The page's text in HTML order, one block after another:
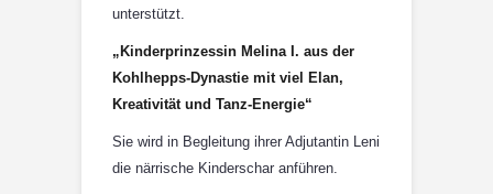
unterstützt.
„Kinderprinzessin Melina I. aus der
Kohlhepps-Dynastie mit viel Elan,
Kreativität und Tanz-Energie“
Sie wird in Begleitung ihrer Adjutantin Leni
die närrische Kinderschar anführen.